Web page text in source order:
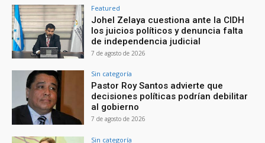
Featured
Johel Zelaya cuestiona ante la CIDH
los juicios políticos y denuncia falta
de independencia judicial
7 de agosto de 2026
Sin categoría
Pastor Roy Santos advierte que
decisiones políticas podrían debilitar
al gobierno
7 de agosto de 2026
Sin categoría